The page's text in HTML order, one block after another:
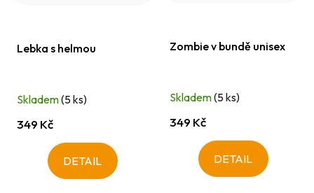
Lebka s helmou
Skladem(5 ks)
349 Kč
DETAIL
Zombie v bundě unisex
Skladem(5 ks)
349 Kč
DETAIL